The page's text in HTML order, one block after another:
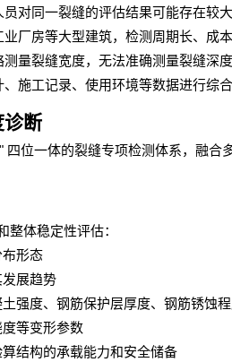
对同一裂缝的评估结果可能存在较
厂房等大型建筑，检测周期长、成
量裂缝宽度，无法准确测量裂缝深
施工记录、使用环境等数据进行综
诊断
" 四位一体的裂缝专项检测体系，融合
体稳定性评估：
形态
展趋势
强度、钢筋保护层厚度、钢筋锈蚀
等变形参数
结构的承载能力和安全储备